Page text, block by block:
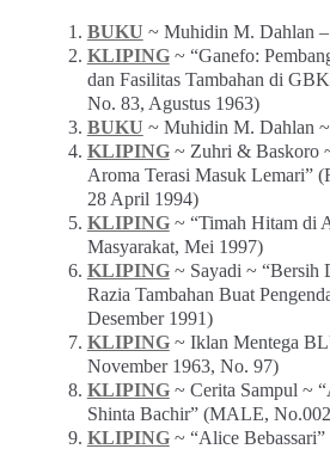
BUKU ~ Muhidin M. Dahlan –
KLIPING~ “Ganefo:
dan Fasilitas Tambahan di
No. 83, Agustus 1963)
BUKU ~ Muhidin M. Dahlan ~
KLIPING~ Zuhri & Baskoro
Aroma Terasi Masuk Lemari”
28 April 1994)
KLIPING~ “Timah Hitam di
Masyarakat, Mei 1997)
KLIPING~ Sayadi ~ “Bersih
Razia Tambahan Buat
Desember 1991)
KLIPING~ Iklan Mentega
November 1963, No. 97)
KLIPING~ Cerita Sampul ~
Shinta Bachir” (MALE,
KLIPING~ “Alice